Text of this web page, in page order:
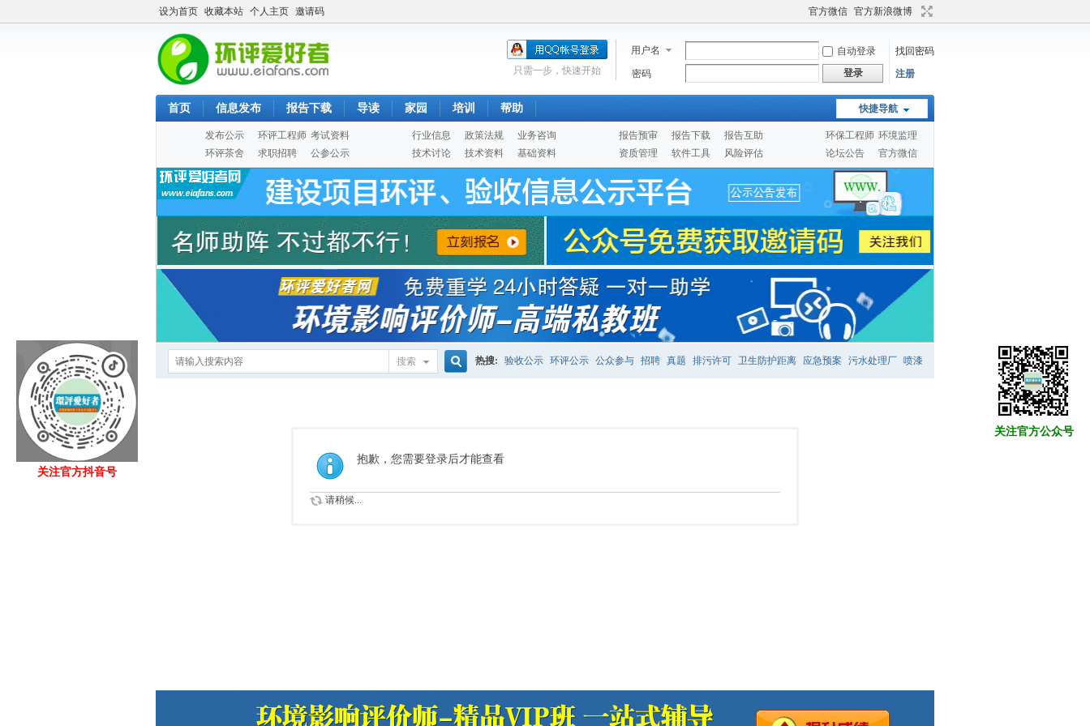
设为首页 收藏本站 个人主页 邀请码 官方微信 官方新浪微博
用户名 自动登录
找回密码
密码
登录 注册
只需一步，快速开始
快捷导航
首页 信息发布 报告下载 导读 家园 培训 帮助
发布公示 环评工程师 考试资料
环评茶舍
求职招聘 公参公示
行业信息 政策法规
业务咨询
技术讨论
技术资料 基础资料
报告预审 报告下载
报告互助
资质管理
软件工具 风险评估
环保工程师 环境监理
论坛公告
官方微信
搜索
索
热搜: 验收公示 环评公示 公众参与 招聘 真题 排污许可 卫生防护距离 应急预案 污水处理厂 喷漆
抱歉，您需要登录后才能查看
请稍候...
关注官方公众号
关注官方抖音号